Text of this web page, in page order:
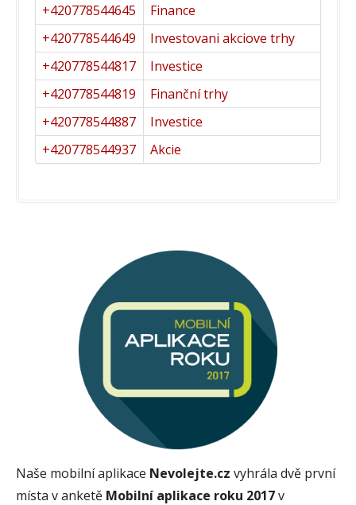
+420778544645
Finance
+420778544649
Investovani akciove trhy
+420778544817
Investice
+420778544819
Finanční trhy
+420778544887
Investice
+420778544937
Akcie
Naše mobilní aplikace Nevolejte.cz vyhrála dvě první
místa v anketě Mobilní aplikace roku 2017v